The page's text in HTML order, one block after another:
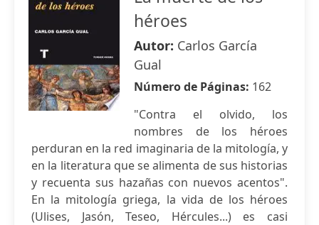
héroes
Autor: Carlos García
Gual
Número de Páginas: 162
"Contra el olvido, los
nombres de los héroes
perduran en la red imaginaria de la mitología, y
en la literatura que se alimenta de sus historias
y recuenta sus hazañas con nuevos acentos".
En la mitología griega, la vida de los héroes
(Ulises, Jasón, Teseo, Hércules...) es casi